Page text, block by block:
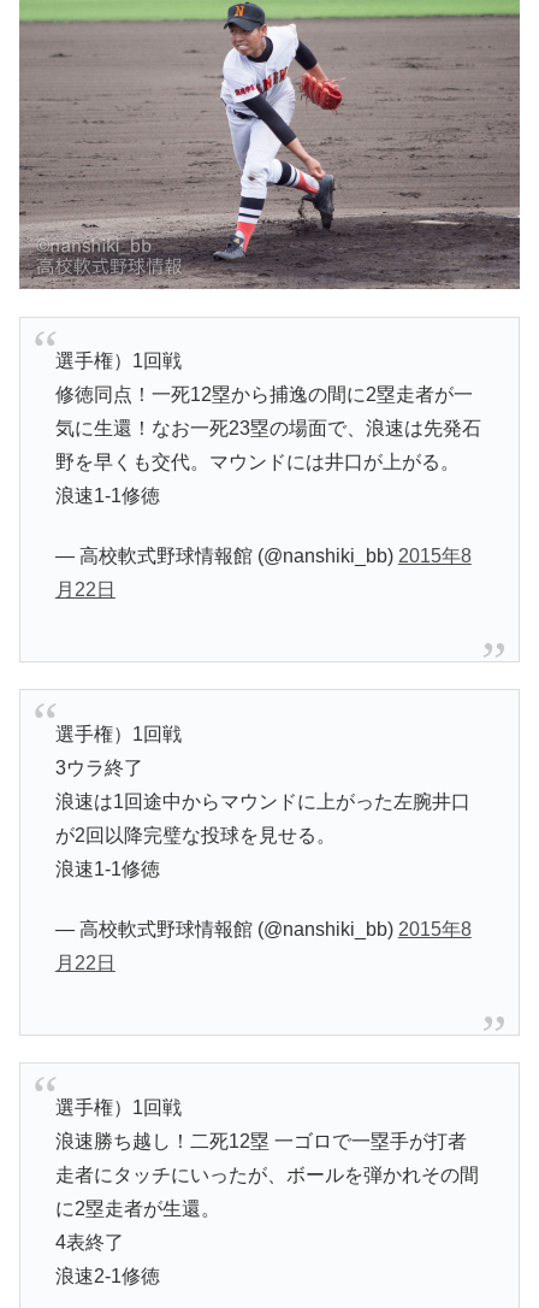
選手権）1回戦
修徳同点！一死12塁から捕逸の間に2塁走者が一
気に生還！なお一死23塁の場面で、浪速は先発石
野を早くも交代。マウンドには井口が上がる。
浪速1-1修徳
— 高校軟式野球情報館 (@nanshiki_bb) 2015年8
月22日
選手権）1回戦
3ウラ終了
浪速は1回途中からマウンドに上がった左腕井口
が2回以降完璧な投球を見せる。
浪速1-1修徳
— 高校軟式野球情報館 (@nanshiki_bb) 2015年8
月22日
選手権）1回戦
浪速勝ち越し！二死12塁 一ゴロで一塁手が打者
走者にタッチにいったが、ボールを弾かれその間
に2塁走者が生還。
4表終了
浪速2-1修徳